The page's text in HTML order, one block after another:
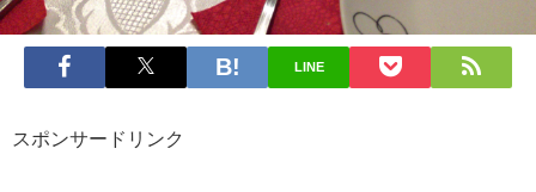
LINE
スポンサードリンク